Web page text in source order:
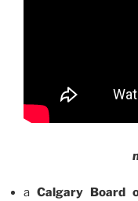
a Calgary Board